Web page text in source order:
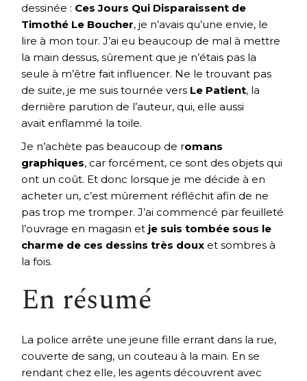
dessinée : Ces Jours Qui Disparaissent de
Timothé Le Boucher, je n’avais qu’une envie, le
lire à mon tour. J’ai eu beaucoup de mal à mettre
la main dessus, sûrement que je n’étais pas la
seule à m’être fait influencer. Ne le trouvant pas
de suite, je me suis tournée vers Le Patient, la
dernière parution de l’auteur, qui, elle aussi
avait enflammé la toile.
Je n’achète pas beaucoup de romans
graphiques, car forcément, ce sont des objets qui
ont un coût. Et donc lorsque je me décide à en
acheter un, c’est mûrement réfléchit afin de ne
pas trop me tromper. J’ai commencé par feuilleté
l’ouvrage en magasin et je suis tombée sous le
charme de ces dessins très doux et sombres à
la fois.
En résumé
La police arrête une jeune fille errant dans la rue,
couverte de sang, un couteau à la main. En se
rendant chez elle, les agents découvrent avec